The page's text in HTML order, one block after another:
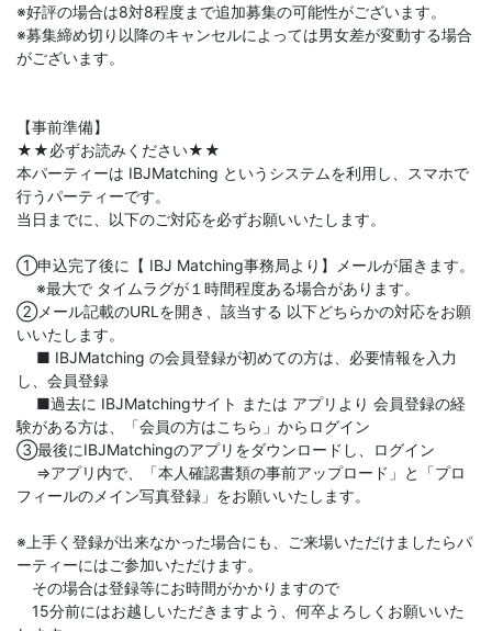
※好評の場合は8対8程度まで追加募集の可能性がございます。
※募集締め切り以降のキャンセルによっては男女差が変動する場合
がございます。
【事前準備】
★★必ずお読みください★★
本パーティーは IBJMatching というシステムを利用し、スマホで
行うパーティーです。
当日までに、以下のご対応を必ずお願いいたします。
①申込完了後に【 IBJ Matching事務局より】メールが届きます。
※最大で タイムラグが１時間程度ある場合があります。
②メール記載のURLを開き、該当する 以下どちらかの対応をお願
いいたします。
■ IBJMatching の会員登録が初めての方は、必要情報を入力
し、会員登録
■過去に IBJMatchingサイト または アプリより 会員登録の経
験がある方は、「会員の方はこちら」からログイン
③最後にIBJMatchingのアプリをダウンロードし、ログイン
⇒アプリ内で、「本人確認書類の事前アップロード」と「プロ
フィールのメイン写真登録」をお願いいたします。
※上手く登録が出来なかった場合にも、ご来場いただけましたらパ
ーティーにはご参加いただけます。
その場合は登録等にお時間がかかりますので
15分前にはお越しいただきますよう、何卒よろしくお願いいた